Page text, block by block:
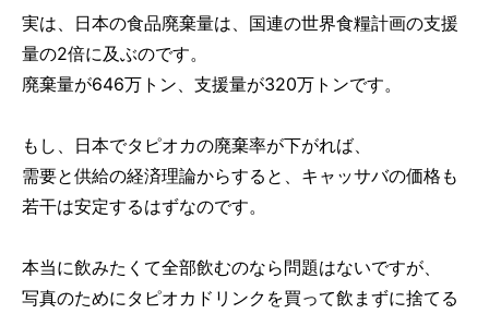
実は、日本の食品廃棄量は、国連の世界食糧計画の支援
量の2倍に及ぶのです。
廃棄量が646万トン、支援量が320万トンです。
もし、日本でタピオカの廃棄率が下がれば、
需要と供給の経済理論からすると、キャッサバの価格も
若干は安定するはずなのです。
本当に飲みたくて全部飲むのなら問題はないですが、
写真のためにタピオカドリンクを買って飲まずに捨てる